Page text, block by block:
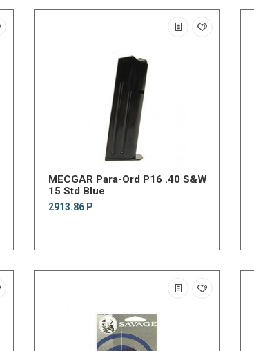
MECGAR Para-Ord P16 .40 S&W
15 Std Blue
2913.86 Р